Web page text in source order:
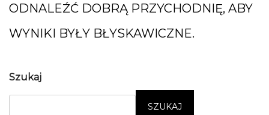
ODNALEŹĆ DOBRĄ PRZYCHODNIĘ, ABY
WYNIKI BYŁY BŁYSKAWICZNE.
Szukaj
SZUKAJ